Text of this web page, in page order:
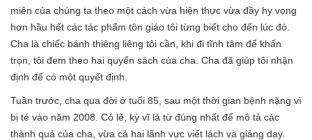
miên của chúng ta theo một cách vừa hiện thực vừa đầy hy vọng
hơn hầu hết các tác phẩm tôn giáo tôi từng biết cho đến lúc đó.
Cha là chiếc bánh thiêng liêng tôi cần, khi đi tĩnh tâm để khấn
trọn, tôi đem theo hai quyển sách của cha. Cha đã giúp tôi nhận
định để có một quyết định.
Tuần trước, cha qua đời ở tuổi 85, sau một thời gian bệnh nặng vì
bị té vào năm 2008. Có lẽ, kỳ vĩ là từ đúng nhất để mô tả các
thành quả của cha, vừa cả hai lãnh vực viết lách và giảng dạy.